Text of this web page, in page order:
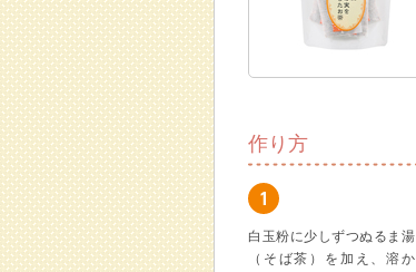
作り方
白玉粉に少しずつぬるま湯
（そば茶）を加え、溶か